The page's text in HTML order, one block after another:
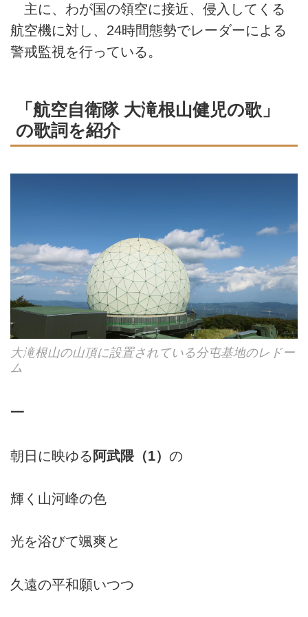
主に、わが国の領空に接近、侵入してくる
航空機に対し、24時間態勢でレーダーによる
警戒監視を行っている。
「航空自衛隊 大滝根山健児の歌」
の歌詞を紹介
大滝根山の山頂に設置されている分屯基地のレドー
ム
一
朝日に映ゆる 阿武隈（1） の
輝く山河峰の色
光を浴びて颯爽と
久遠の平和願いつつ